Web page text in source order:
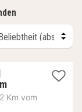
1
Nacht
Km vom